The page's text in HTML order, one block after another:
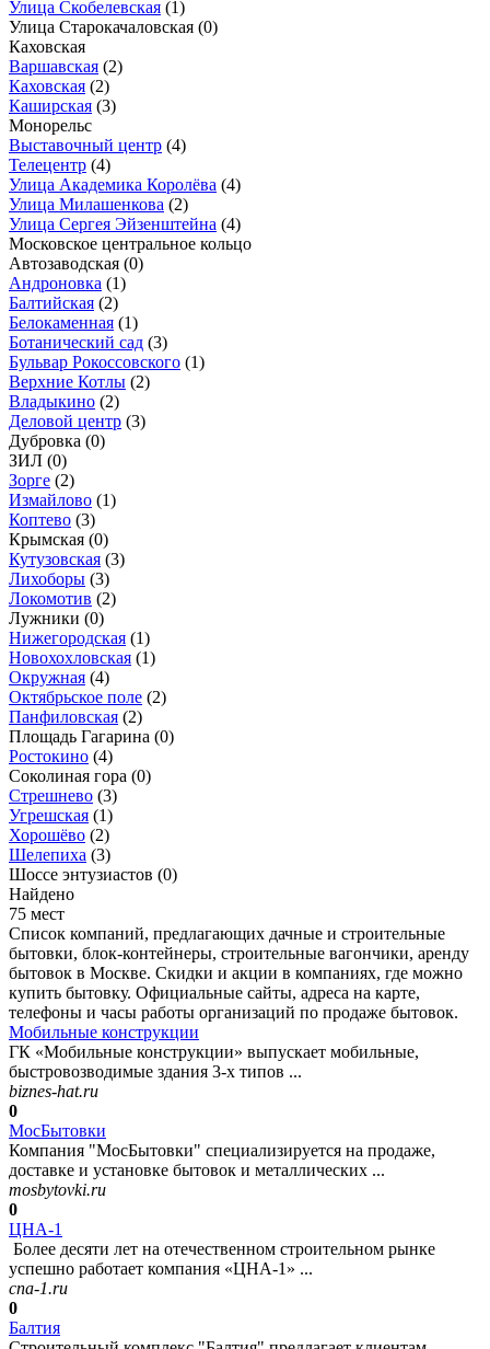
Улица Скобелевская (1)
Улица Старокачаловская (0)
Каховская
Варшавская (2)
Каховская (2)
Каширская (3)
Монорельс
Выставочный центр (4)
Телецентр (4)
Улица Академика Королёва (4)
Улица Милашенкова (2)
Улица Сергея Эйзенштейна (4)
Московское центральное кольцо
Автозаводская (0)
Андроновка (1)
Балтийская (2)
Белокаменная (1)
Ботанический сад (3)
Бульвар Рокоссовского (1)
Верхние Котлы (2)
Владыкино (2)
Деловой центр (3)
Дубровка (0)
ЗИЛ (0)
Зорге (2)
Измайлово (1)
Коптево (3)
Крымская (0)
Кутузовская (3)
Лихоборы (3)
Локомотив (2)
Лужники (0)
Нижегородская (1)
Новохохловская (1)
Окружная (4)
Октябрьское поле (2)
Панфиловская (2)
Площадь Гагарина (0)
Ростокино (4)
Соколиная гора (0)
Стрешнево (3)
Угрешская (1)
Хорошёво (2)
Шелепиха (3)
Шоссе энтузиастов (0)
Найдено
75 мест
Список компаний, предлагающих дачные и строительные
бытовки, блок-контейнеры, строительные вагончики, аренду
бытовок в Москве. Скидки и акции в компаниях, где можно
купить бытовку. Официальные сайты, адреса на карте,
телефоны и часы работы организаций по продаже бытовок.
Мобильные конструкции
ГК «Мобильные конструкции» выпускает мобильные,
быстровозводимые здания 3-х типов ...
biznes-hat.ru
0
МосБытовки
Компания "МосБытовки" специализируется на продаже,
доставке и установке бытовок и металлических ...
mosbytovki.ru
0
ЦНА-1
Более десяти лет на отечественном строительном рынке
успешно работает компания «ЦНА-1» ...
cna-1.ru
0
Балтия